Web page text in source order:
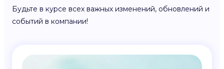
Будьте в курсе всех важных изменений, обновлений и
событий в компании!